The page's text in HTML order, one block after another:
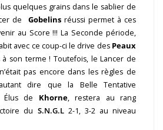
quelques grains dans le sablier de
de Gobelins réussi permet à ces
au Score !!! La Seconde période,
avec ce coup-ci le drive des Peaux
à son terme ! Toutefois, le Lancer de
pas encore dans les règles de
dire que la Belle Tentative
Élus de Khorne, restera au rang
du S.N.G.L2-1, 3-2 au niveau